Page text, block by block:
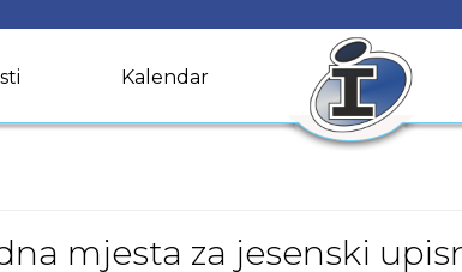
Kalendar
mjesta za jesenski